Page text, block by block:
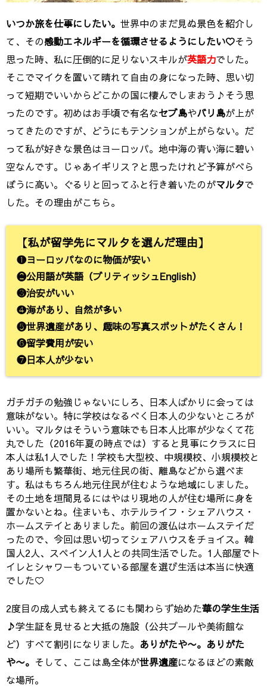
いつか旅を仕事にしたい。 世界中のまだ見ぬ景色を紹介し
て、その感動エネルギーを循環させるようにしたい♡そう
思った時、私に圧倒的に足りないスキルが英語力でした。
そこでマイクを置いて晴れて自由の身になった時、思い切
って短期でいいからどこかの国に棲んでしまおう♪そう思
ったのです。初めはお手頃で有名なセブ島やバリ島が上が
ってきたのですが、どうにもテンションが上がらない。だ
って私が好きな景色はヨーロッパ。地中海の青い海に碧い
空なんです。じゃあイギリス？と思ったけれど予算がべら
ぼうに高い。ぐるりと回ってふと行き着いたのがマルタで
した。その理由がこちら。
【私が留学先にマルタを選んだ理由】
❶ヨーロッパなのに物価が安い
❷公用語が英語（ブリティッシュEnglish）
❸治安がいい
❹海があり、自然が多い
❺世界遺産があり、趣味の写真スポットがたくさん！
❻留学費用が安い
❼日本人が少ない
ガチガチの勉強じゃないにしろ、日本人ばかりに会っては
意味がない。特に学校はなるべく日本人の少ないところが
いい。マルタはそういう意味でも日本人比率が少なくて花
丸でした（2016年夏の時点では）すると見事にクラスに日
本人は私1人でした！学校も大型校、中規模校、小規模校と
あり場所も繁華街、地元住民の街、離島などから選べま
す。私はもちろん地元住民が住むような地域にしました。
その土地を垣間見るにはやはり現地の人が住む場所に身を
置かないとね。住まいも、ホテルライフ・シェアハウス・
ホームステイとありました。前回の渡仏はホームステイだ
ったので、今回は思い切ってシェアハウスをチョイス。韓
国人2人、スペイン人1人との共同生活でした。1人部屋でト
イレとシャワーもついている部屋を選び生活は本当に快適
でした♡
2度目の成人式も終えてるにも関わらず始めた華の学生生活
♪学生証を見せると大抵の施設（公共プールや美術館な
ど）すべて割引になりました。 ありがたや〜。 ありがた
や〜。 そして、ここは島全体が世界遺産になるほどの素敵
な場所。